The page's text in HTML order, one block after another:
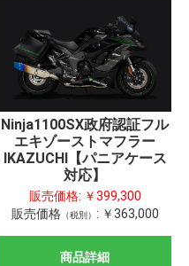
Ninja1100SX政府認証フル
エキゾーストマフラー
IKAZUCHI【パニアケース
対応】
販売価格: ￥399,300
販売価格（税別） : ￥363,000
商品詳細